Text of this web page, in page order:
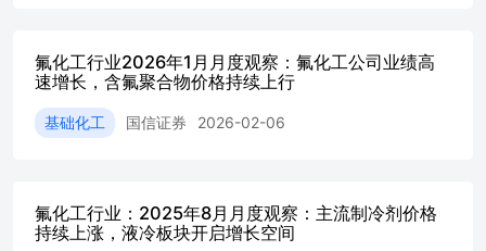
关注高端氟聚合在泛半导体领域的应用增长。高端氟聚合方
RubinUltra的M10CCL材料测试，AI服务器承载了海量算力
有极低的介电损耗因子，才能保证自身芯片的高性能使用，
常数和介电损耗提出了更高的要求。PTFE凭借介电常数低至
发货，正式面向市场投放。该项目已于2025年6月建成投产
品金属离子指标全面满足SEMI F57国际标准。此次突破直接
氟化工行业2026年1月月度观察：氟化工公司业绩高
速增长，含氟聚合物价格持续上行
基础化工 国信证券 2026-02-06
氟化工行业：2025年8月月度观察：主流制冷剂价格
持续上涨，液冷板块开启增长空间